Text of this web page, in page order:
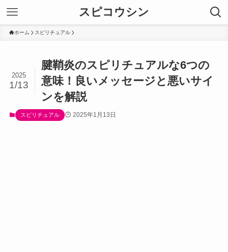
スピコウシン
ホーム スピリチュアル
腱鞘炎のスピリチュアルな6つの
意味！良いメッセージと悪いサイ
ンを解説
2025
1/13
スピリチュアル 2025年1月13日